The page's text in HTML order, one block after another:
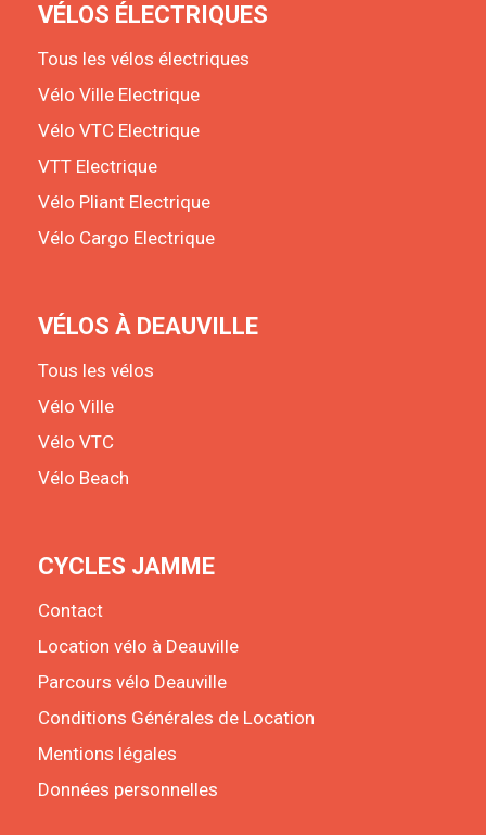
VÉLOS ÉLECTRIQUES
Tous les vélos électriques
Vélo Ville Electrique
Vélo VTC Electrique
VTT Electrique
Vélo Pliant Electrique
Vélo Cargo Electrique
VÉLOS À DEAUVILLE
Tous les vélos
Vélo Ville
Vélo VTC
Vélo Beach
CYCLES JAMME
Contact
Location vélo à Deauville
Parcours vélo Deauville
Conditions Générales de Location
Mentions légales
Données personnelles